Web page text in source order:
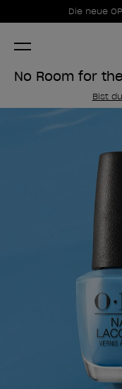
Die neue
Item 1 of 1
No Room for
Bist